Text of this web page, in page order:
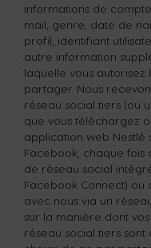
informations de
mail, genre, date de
profil, identifiant
autre information
laquelle vous autorisez
partager. Nous
réseau social tiers (ou
que vous téléchargez
application web Nestlé
Facebook, chaque fois
de réseau social
Facebook Connect) ou
avec nous via un
sur la manière dont
réseau social tiers